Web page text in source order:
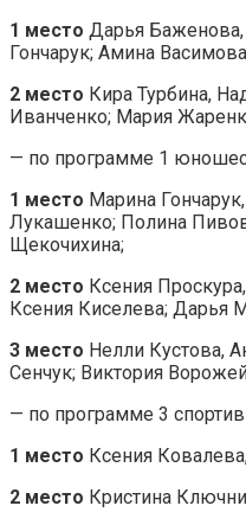
1 место Дарья Баженова,
Гончарук; Амина
2 место Кира Турбина,
Иванченко; Мария
— по программе 1
1 место Марина
Лукашенко; Полина
Щекочихина;
2 место Ксения
Ксения Киселева; Дарья
3 место Нелли Кустова,
Сенчук; Виктория
— по программе 3
1 место Ксения
2 место Кристина